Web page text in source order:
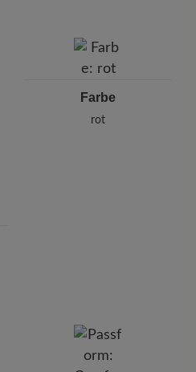
74321 Bietigheim-Bissingen,
65 56 (gebührenfrei)
Farbe
rot